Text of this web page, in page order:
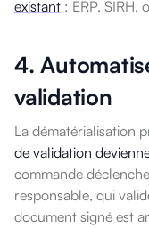
existant : ERP, SIRH,
4.
validation
La dématérialisation
de validation
commande
responsable, qui
document signé est